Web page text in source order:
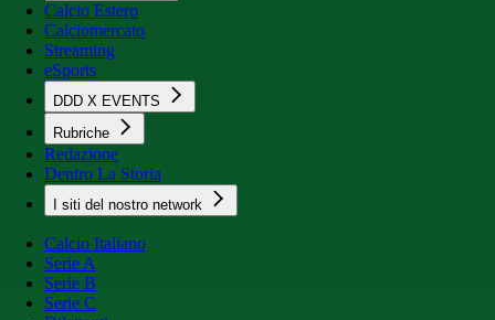
Calcio Estero
Calciomercato
Streaming
eSports
DDD X EVENTS
Rubriche
Redazione
Dentro La Storia
I siti del nostro network
Calcio Italiano
Serie A
Serie B
Serie C